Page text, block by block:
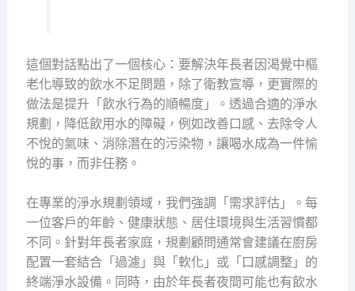
這個對話點出了一個核心：要解決年長者因渴覺中樞
老化導致的飲水不足問題，除了衛教宣導，更實際的
做法是提升「飲水行為的順暢度」。透過合適的淨水
規劃，降低飲用水的障礙，例如改善口感、去除令人
不悅的氣味、消除潛在的污染物，讓喝水成為一件愉
悅的事，而非任務。
在專業的淨水規劃領域，我們強調「需求評估」。每
一位客戶的年齡、健康狀態、居住環境與生活習慣都
不同。針對年長者家庭，規劃顧問通常會建議在廚房
配置一套結合「過濾」與「軟化」或「口感調整」的
終端淨水設備。同時，由於年長者夜間可能也有飲水